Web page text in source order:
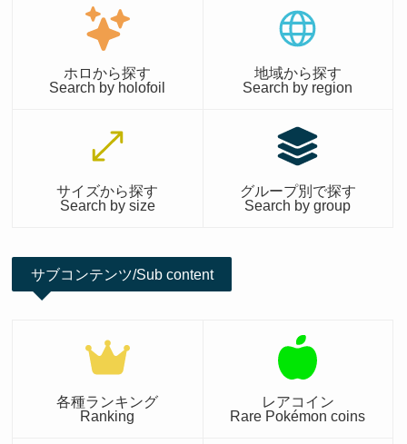
ホロから探す
Search by holofoil
地域から探す
Search by region
サイズから探す
Search by size
グループ別で探す
Search by group
サブコンテンツ/Sub content
各種ランキング
Ranking
レアコイン
Rare Pokémon coins